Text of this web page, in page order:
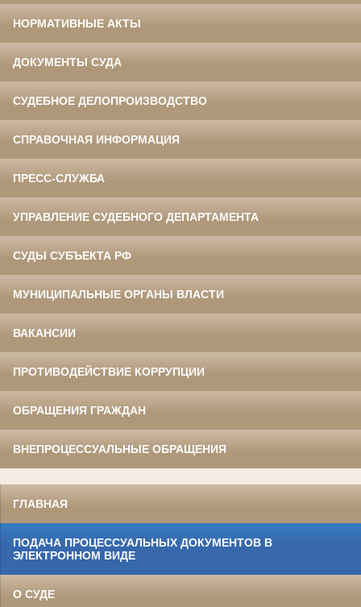
НОРМАТИВНЫЕ АКТЫ
ДОКУМЕНТЫ СУДА
СУДЕБНОЕ ДЕЛОПРОИЗВОДСТВО
СПРАВОЧНАЯ ИНФОРМАЦИЯ
ПРЕСС-СЛУЖБА
УПРАВЛЕНИЕ СУДЕБНОГО ДЕПАРТАМЕНТА
СУДЫ СУБЪЕКТА РФ
МУНИЦИПАЛЬНЫЕ ОРГАНЫ ВЛАСТИ
ВАКАНСИИ
ПРОТИВОДЕЙСТВИЕ КОРРУПЦИИ
ОБРАЩЕНИЯ ГРАЖДАН
ВНЕПРОЦЕССУАЛЬНЫЕ ОБРАЩЕНИЯ
ГЛАВНАЯ
ПОДАЧА ПРОЦЕССУАЛЬНЫХ ДОКУМЕНТОВ В
ЭЛЕКТРОННОМ ВИДЕ
О СУДЕ